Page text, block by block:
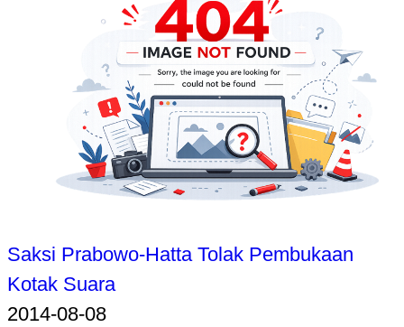
Saksi Prabowo-Hatta Tolak Pembukaan
Kotak Suara
2014-08-08